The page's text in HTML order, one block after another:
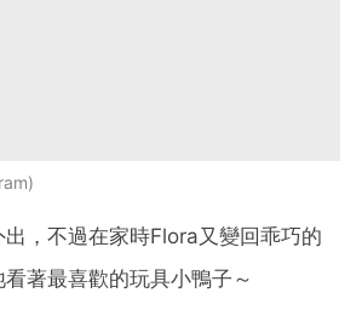
，不過在家時Flora又變回乖巧的
著最喜歡的玩具小鴨子～